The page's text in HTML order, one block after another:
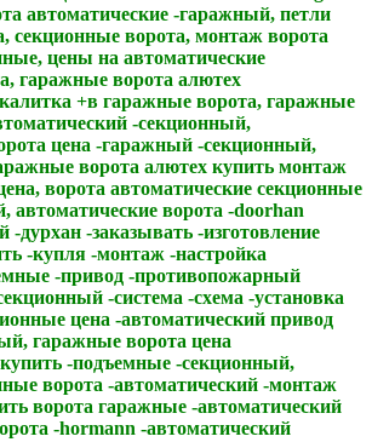
автоматические -гаражный, петли
секционные ворота, монтаж ворота
цены на автоматические
гаражные ворота алютех
+в гаражные ворота, гаражные
-секционный,
цена -гаражный -секционный,
ворота алютех купить монтаж
ворота автоматические секционные
автоматические ворота -doorhan
дурхан -заказывать -изготовление
-купля -монтаж -настройка
-привод -противопожарный
-система -схема -установка
цена -автоматический привод
гаражные ворота цена
-подъемные -секционный,
ворота -автоматический -монтаж
ворота гаражные -автоматический
-hormann -автоматический